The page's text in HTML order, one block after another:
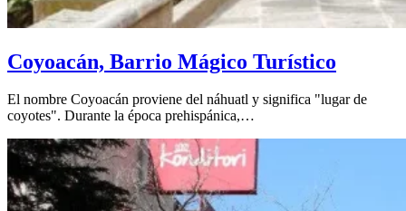
Coyoacán, Barrio Mágico Turístico
El nombre Coyoacán proviene del náhuatl y significa "lugar de
coyotes". Durante la época prehispánica,…